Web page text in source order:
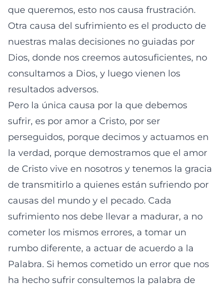
que queremos, esto nos causa frustración.
Otra causa del sufrimiento es el producto de
nuestras malas decisiones no guiadas por
Dios, donde nos creemos autosuficientes, no
consultamos a Dios, y luego vienen los
resultados adversos.
Pero la única causa por la que debemos
sufrir, es por amor a Cristo, por ser
perseguidos, porque decimos y actuamos en
la verdad, porque demostramos que el amor
de Cristo vive en nosotros y tenemos la gracia
de transmitirlo a quienes están sufriendo por
causas del mundo y el pecado. Cada
sufrimiento nos debe llevar a madurar, a no
cometer los mismos errores, a tomar un
rumbo diferente, a actuar de acuerdo a la
Palabra. Si hemos cometido un error que nos
ha hecho sufrir consultemos la palabra de